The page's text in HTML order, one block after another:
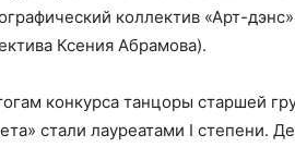
коллектив «Арт-
Ксения Абрамова).
конкурса танцоры старшей
стали лауреатами I степени.